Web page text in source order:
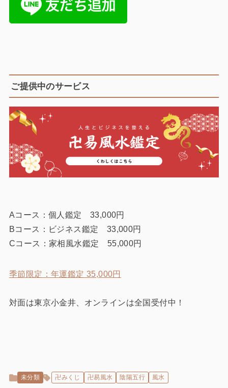
ご提供中のサービス
Aコース：個人鑑定 33,000円
Bコース：ビジネス鑑定 33,000円
Cコース：家相風水鑑定 55,000円
季節限定：年運鑑定 35,000円
対面は東京小金井、オンラインは全国受付中！
未分類 卍みくじ 卍易風水 陰陽五行 風水